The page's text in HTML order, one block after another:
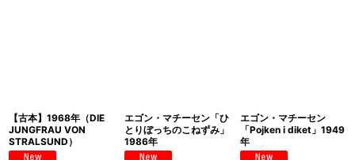
【古本】1968年（DIE
JUNGFRAU VON
STRALSUND）
エゴン・マチーセン「ひ
とりぼっちのこねずみ」
1986年
エゴン・マチーセン
「Pojken i diket」1949
年